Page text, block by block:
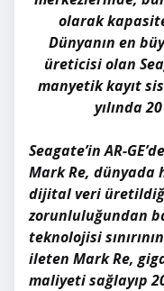
olarak
Dünyanın en
üreticisi olan
manyetik kayıt
yılında
Seagate’in AR-
Mark Re, dünyada
dijital veri
zorunluluğundan
teknolojisi
ileten Mark Re,
maliyeti sağlayıp